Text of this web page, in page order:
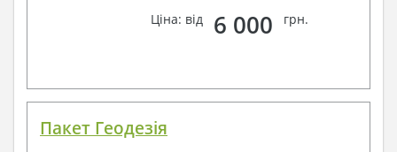
Ціна: від
6 000 грн.
Пакет Геодезія